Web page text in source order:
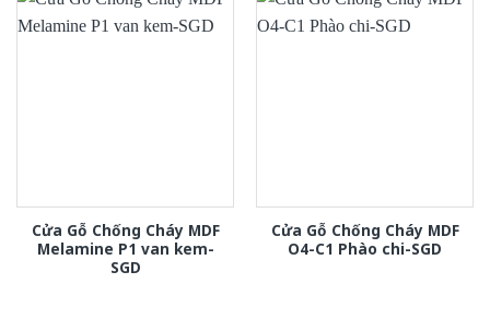
Cửa Gỗ Chống Cháy MDF
Melamine P1 van kem-
SGD
Cửa Gỗ Chống Cháy MDF
O4-C1 Phào chi-SGD